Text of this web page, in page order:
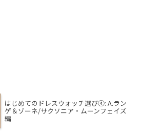
はじめてのドレスウォッチ選び④: A.ラン
ゲ＆ゾーネ/サクソニア・ムーンフェイズ
編